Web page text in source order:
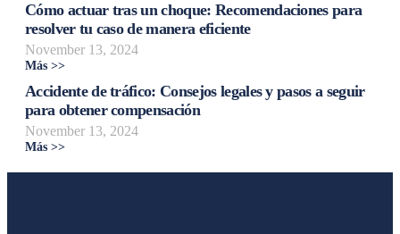
Cómo actuar tras un choque: Recomendaciones para
resolver tu caso de manera eficiente
November 13, 2024
Más >>
Accidente de tráfico: Consejos legales y pasos a seguir
para obtener compensación
November 13, 2024
Más >>